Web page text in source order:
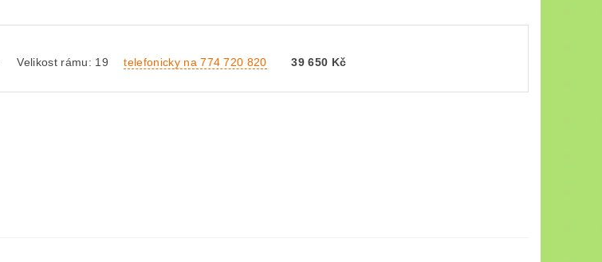
Velikost rámu: 19 telefonicky na 774 720 820 39 650 Kč